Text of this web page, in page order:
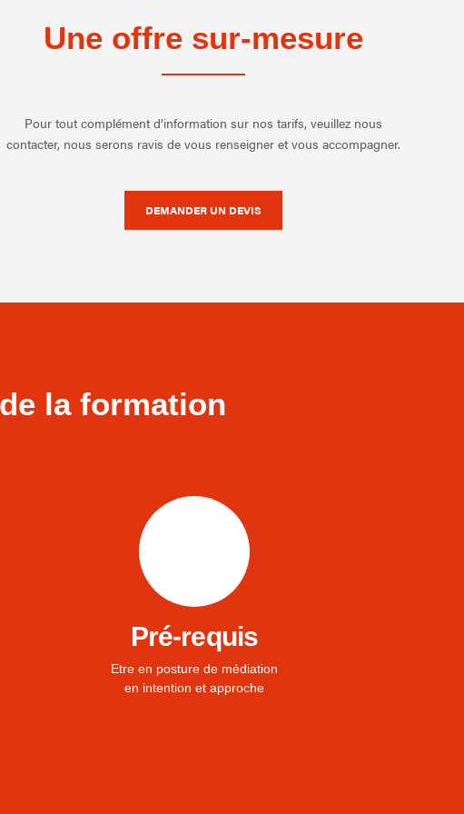
Une offre sur-mesure
Pour tout complément d’information sur nos tarifs, veuillez nous
contacter, nous serons ravis de vous renseigner et vous accompagner.
DEMANDER UN DEVIS
la formation
Pré-requis
Etre en posture de médiation
en intention et approche